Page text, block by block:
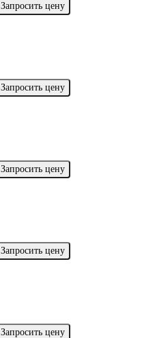
Запросить цену
Запросить цену
Запросить цену
Запросить цену
Запросить цену